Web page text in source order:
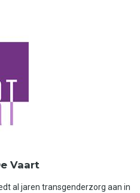
Vaart
al jaren transgenderzorg aan in